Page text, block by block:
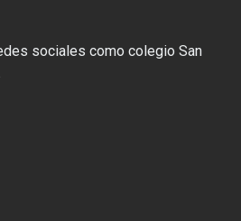
sociales como colegio San